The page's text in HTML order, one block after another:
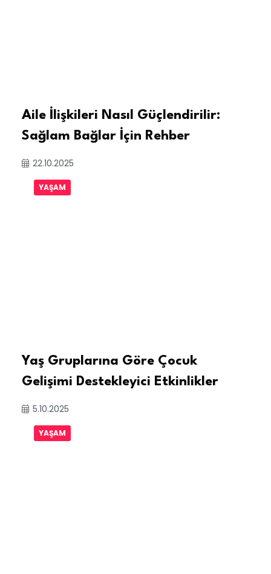
Aile İlişkileri Nasıl Güçlendirilir:
Sağlam Bağlar İçin Rehber
22.10.2025
YAŞAM
Yaş Gruplarına Göre Çocuk
Gelişimi Destekleyici Etkinlikler
5.10.2025
YAŞAM